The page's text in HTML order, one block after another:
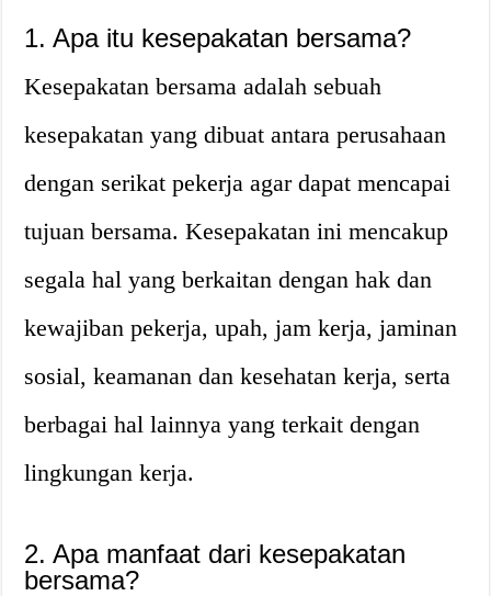
1. Apa itu kesepakatan bersama?
Kesepakatan bersama adalah sebuah
kesepakatan yang dibuat antara perusahaan
dengan serikat pekerja agar dapat mencapai
tujuan bersama. Kesepakatan ini mencakup
segala hal yang berkaitan dengan hak dan
kewajiban pekerja, upah, jam kerja, jaminan
sosial, keamanan dan kesehatan kerja, serta
berbagai hal lainnya yang terkait dengan
lingkungan kerja.
2. Apa manfaat dari kesepakatan
bersama?